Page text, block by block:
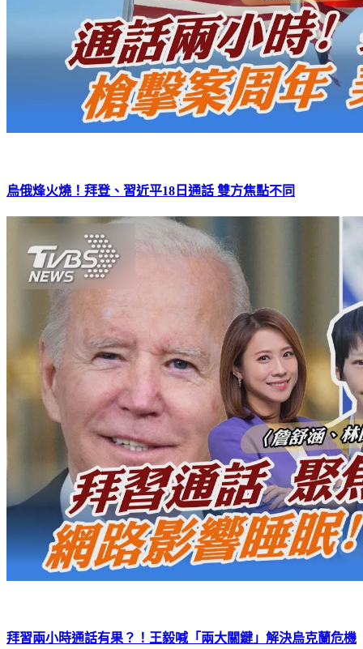
烏俄烽火燒！拜登、習近平18日通話 雙方焦點不同
拜習兩小時通話有果？！王毅喊「兩大關鍵」解決烏克蘭危機